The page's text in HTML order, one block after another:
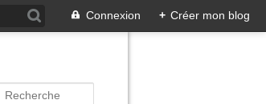
Connexion + Créer mon blog